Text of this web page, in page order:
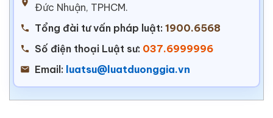
Đức Nhuận, TPHCM.
Tổng đài tư vấn pháp luật: 1900.6568
Số điện thoại Luật sư: 037.6999996
Email: luatsu@luatduonggia.vn